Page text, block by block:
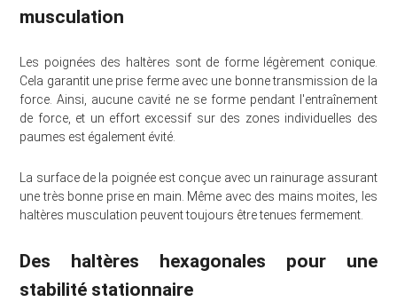
musculation
Les poignées des haltères sont de forme légèrement conique.
Cela garantit une prise ferme avec une bonne transmission de la
force. Ainsi, aucune cavité ne se forme pendant l'entraînement
de force, et un effort excessif sur des zones individuelles des
paumes est également évité.
La surface de la poignée est conçue avec un rainurage assurant
une très bonne prise en main. Même avec des mains moites, les
haltères musculation peuvent toujours être tenues fermement.
Des haltères hexagonales pour une
stabilité stationnaire